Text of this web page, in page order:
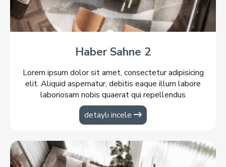
Haber Sahne 2
Lorem ipsum dolor sit amet, consectetur adipisicing
elit. Aliquid aspernatur, debitis eaque illum labore
laboriosam nobis quaerat qui repellendus
voluptatibus?
detaylı incele